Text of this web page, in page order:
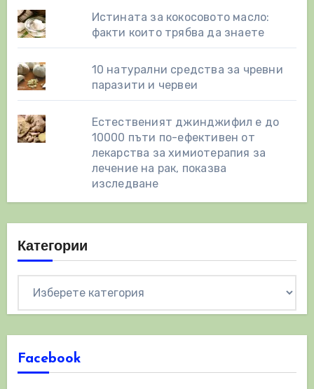
Истината за кокосовото масло:
факти които трябва да знаете
10 натурални средства за чревни
паразити и червеи
Естественият джинджифил е до
10000 пъти по-ефективен от
лекарства за химиотерапия за
лечение на рак, показва
изследване
Категории
Facebook